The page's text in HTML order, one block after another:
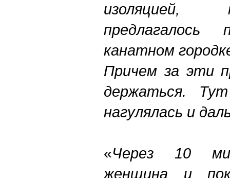
изоляцией,
канатном
Причем за эти
держаться.
нагулялась и
«Через 10
женщина и